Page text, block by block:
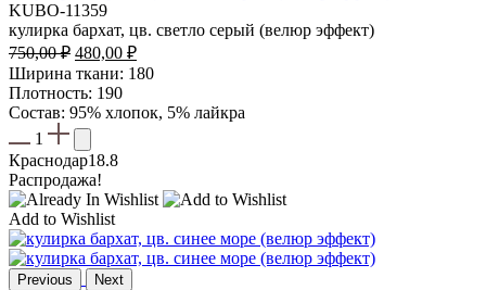
KUBO-11359
кулирка бархат, цв. светло серый (велюр эффект)
750,00₽ Первоначальная
цена
составляла
750,00 ₽.
480,00 ₽Текущая
цена:
Ширина ткани: 180
Плотность: 190
Состав: 95% хлопок, 5% лайкра
1
Краснодар18.8
Распродажа!
Add to Wishlist
Previous Next